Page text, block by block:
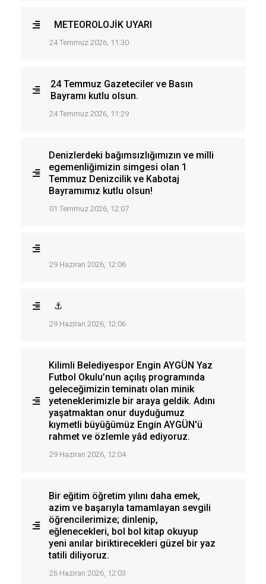
METEOROLOJİK UYARI
24 Temmuz 2026, 11:30
24 Temmuz Gazeteciler ve Basın
Bayramı kutlu olsun.
24 Temmuz 2026, 11:29
Denizlerdeki bağımsızlığımızın ve milli
egemenliğimizin simgesi olan 1
Temmuz Denizcilik ve Kabotaj
Bayramımız kutlu olsun!
01 Temmuz 2026, 12:07
29 Haziran 2026, 12:06
⚓
29 Haziran 2026, 12:06
Kilimli Belediyespor Engin AYGÜN Yaz
Futbol Okulu’nun açılış programında
geleceğimizin teminatı olan minik
yeteneklerimizle bir araya geldik. Adını
yaşatmaktan onur duyduğumuz
kıymetli büyüğümüz Engin AYGÜN'ü
rahmet ve özlemle yâd ediyoruz.
29 Haziran 2026, 12:04
Bir eğitim öğretim yılını daha emek,
azim ve başarıyla tamamlayan sevgili
öğrencilerimize; dinlenip,
eğlenecekleri, bol bol kitap okuyup
yeni anılar biriktirecekleri güzel bir yaz
tatili diliyoruz.
26 Haziran 2026, 12:03